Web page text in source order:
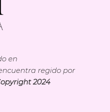
en
regido por
2024